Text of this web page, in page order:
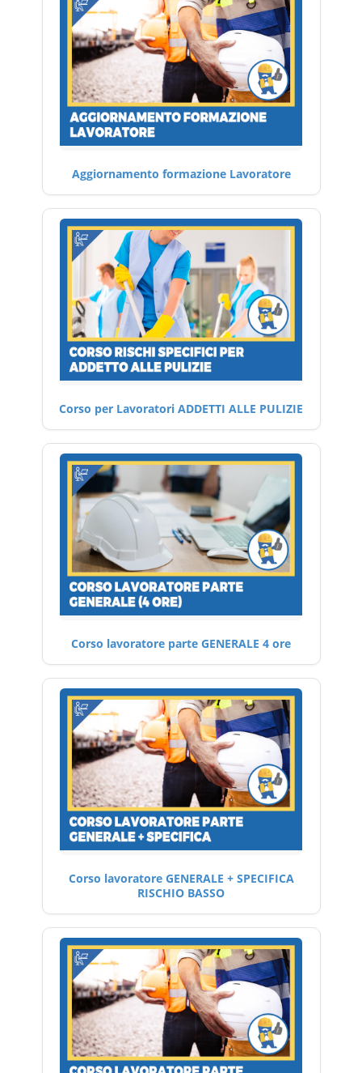
Aggiornamento formazione Lavoratore
Corso per Lavoratori ADDETTI ALLE PULIZIE
Corso lavoratore parte GENERALE 4 ore
Corso lavoratore GENERALE + SPECIFICA
RISCHIO BASSO